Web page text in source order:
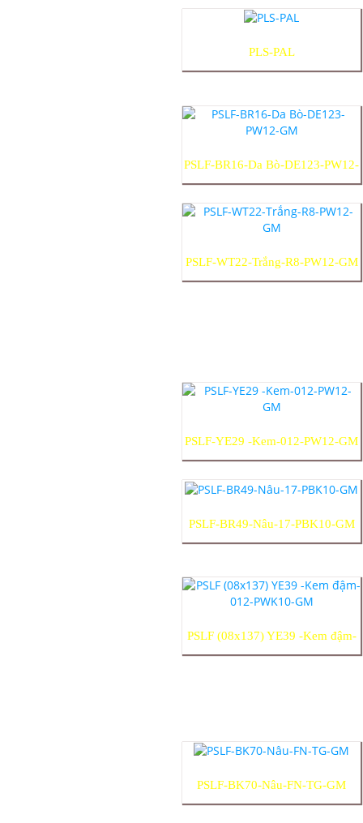
PLS-PAL
PSLF-BR16-Da Bò-DE123-PW12-
GM
PSLF-WT22-Trắng-R8-PW12-GM
PSLF-YE29 -Kem-012-PW12-GM
PSLF-BR49-Nâu-17-PBK10-GM
PSLF (08x137) YE39 -Kem đậm-
012-PWK10-GM
PSLF-BK70-Nâu-FN-TG-GM